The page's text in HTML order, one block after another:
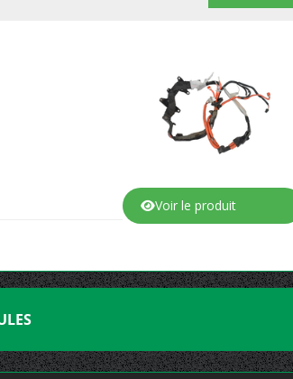
Voir le produit